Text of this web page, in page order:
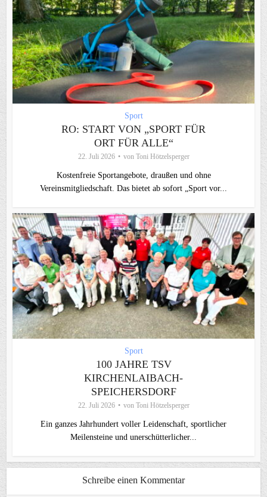
Sport
RO: START VON „SPORT FÜR
ORT FÜR ALLE“
22. Juli 2026 von Toni Hötzelsperger
Kostenfreie Sportangebote, draußen und ohne
Vereinsmitgliedschaft. Das bietet ab sofort „Sport vor...
Sport
100 JAHRE TSV
KIRCHENLAIBACH-
SPEICHERSDORF
22. Juli 2026 von Toni Hötzelsperger
Ein ganzes Jahrhundert voller Leidenschaft, sportlicher
Meilensteine und unerschütterlicher...
Schreibe einen Kommentar